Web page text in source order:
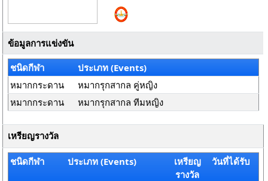
ข้อมูลการแข่งขัน
ชนิดกีฬา
ประเภท (Events)
หมากกระดาน
หมากรุกสากล คู่หญิง
หมากกระดาน
หมากรุกสากล ทีมหญิง
เหรียญรางวัล
ชนิดกีฬา ประเภท (Events)
เหรียญ
รางวัล
วันที่ได้รับ